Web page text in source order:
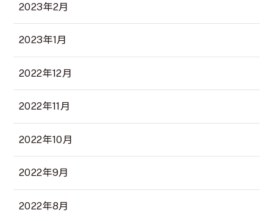
2023年2月
2023年1月
2022年12月
2022年11月
2022年10月
2022年9月
2022年8月